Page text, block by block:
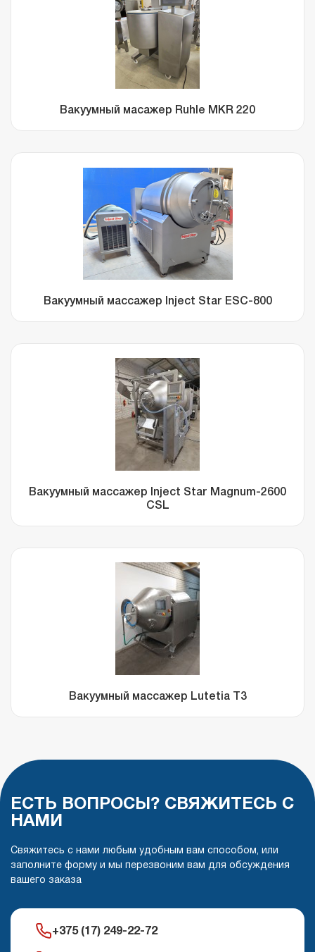
Вакуумный масажер Ruhle MKR 220
Вакуумный массажер Inject Star ESC-800
Вакуумный массажер Inject Star Magnum-2600
CSL
Вакуумный массажер Lutetia T3
ЕСТЬ ВОПРОСЫ? СВЯЖИТЕСЬ С
НАМИ
Свяжитесь с нами любым удобным вам способом, или
заполните форму и мы перезвоним вам для обсуждения
вашего заказа
+375 (17) 249-22-72